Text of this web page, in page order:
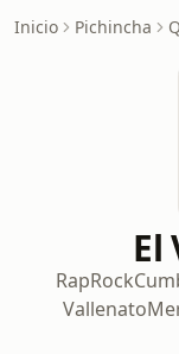
Inicio Pichincha
El
RapRock
Vallenato